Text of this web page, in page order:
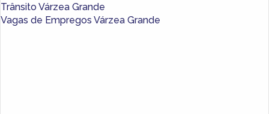
Trânsito Várzea Grande
Vagas de Empregos Várzea Grande